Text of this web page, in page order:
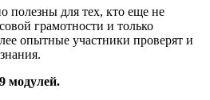
полезны для тех, кто еще не
грамотности и только
опытные участники проверят и
модулей.